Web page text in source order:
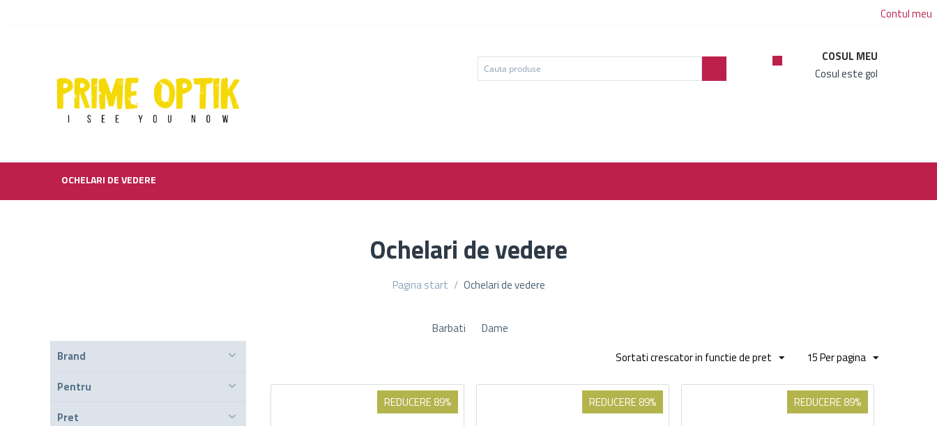
Contul meu
COSUL MEU
Cosul este gol
OCHELARI DE VEDERE
Ochelari de vedere
Pagina start / Ochelari de vedere
Barbati
Dame
Brand
Pentru
Pret
Sortati crescator in functie de pret 15 Per pagina
REDUCERE 89% REDUCERE 89% REDUCERE 89%